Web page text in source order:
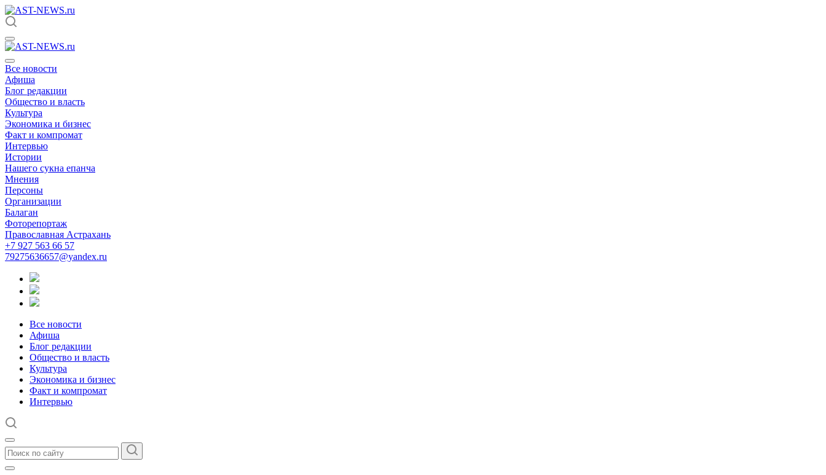
Все новости
Афиша
Блог редакции
Общество и власть
Культура
Экономика и бизнес
Факт и компромат
Интервью
Истории
Нашего сукна епанча
Мнения
Персоны
Организации
Балаган
Фоторепортаж
Православная Астрахань
+7 927 563 66 57
79275636657@yandex.ru
Все новости
Афиша
Блог редакции
Общество и власть
Культура
Экономика и бизнес
Факт и компромат
Интервью